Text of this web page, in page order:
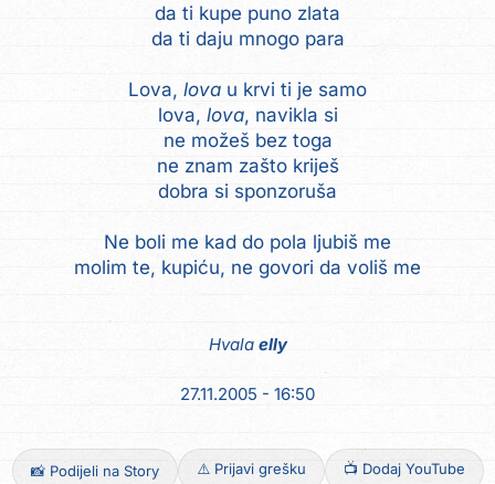
da ti kupe puno zlata
da ti daju mnogo para
Lova, lova u krvi ti je samo
lova, lova, navikla si
ne možeš bez toga
ne znam zašto kriješ
dobra si sponzoruša
Ne boli me kad do pola ljubiš me
molim te, kupiću, ne govori da voliš me
Hvala elly
27.11.2005 - 16:50
📸 Podijeli na Story ⚠️ Prijavi grešku 📺 Dodaj YouTube